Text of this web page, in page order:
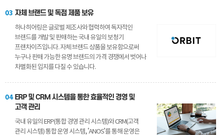
03 자체 브랜드 및 독점 제품 보유
하나히어링은 글로벌 제조사와 협력하여 독자적인
브랜드를 개발 및 판매하는 국내 유일의 보청기
프랜차이즈입니다. 자체 브랜드 상품을 보유함으로써
누구나 판매 가능한 유명 브랜드의 가격 경쟁에서 벗어나
차별화된 입지를 다질 수 있습니다.
04 ERP 및 CRM 시스템을 통한 효율적인 경영 및
고객 관리
국내 유일의 ERP(통합 경영 관리 시스템)와 CRM(고객
관리 시스템) 통합 운영 시스템, ‘ANOS’를 통해 운영은